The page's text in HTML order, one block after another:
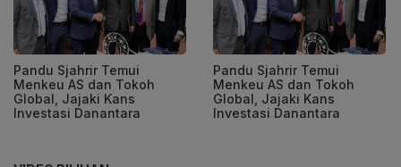
Pandu Sjahrir Temui
Menkeu AS dan Tokoh
Global, Jajaki Kans
Investasi Danantara
Pandu Sjahrir Temui
Menkeu AS dan Tokoh
Global, Jajaki Kans
Investasi Danantara